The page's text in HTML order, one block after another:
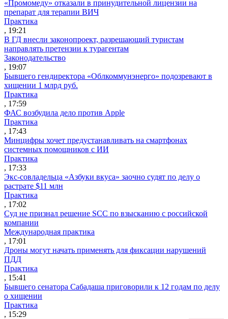
«Промомеду» отказали в принудительной лицензии на
препарат для терапии ВИЧ
Практика
, 19:21
В ГД внесли законопроект, разрешающий туристам
направлять претензии к турагентам
Законодательство
, 19:07
Бывшего гендиректора «Облкоммунэнерго» подозревают в
хищении 1 млрд руб.
Практика
, 17:59
ФАС возбудила дело против Apple
Практика
, 17:43
Минцифры хочет предустанавливать на смартфонах
системных помощников с ИИ
Практика
, 17:33
Экс-совладельца «Азбуки вкуса» заочно судят по делу о
растрате $11 млн
Практика
, 17:02
Суд не признал решение SCC по взысканию с российской
компании
Международная практика
, 17:01
Дроны могут начать применять для фиксации нарушений
ПДД
Практика
, 15:41
Бывшего сенатора Сабадаша приговорили к 12 годам по делу
о хищении
Практика
, 15:29